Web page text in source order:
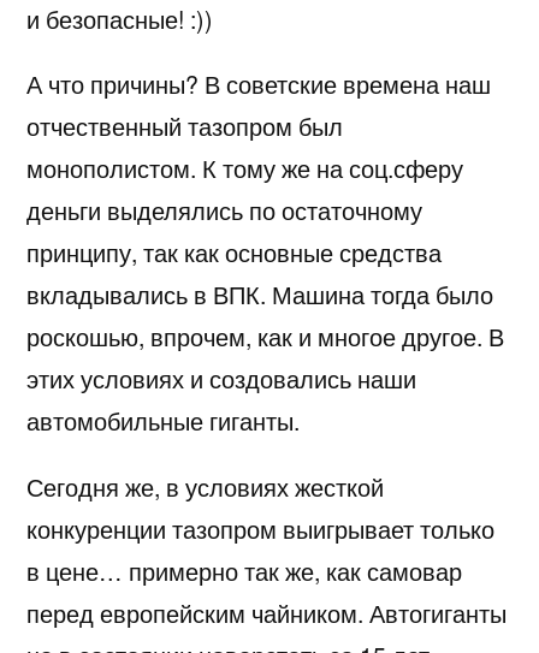
и безопасные! :))
А что причины? В советские времена наш
отчественный тазопром был
монополистом. К тому же на соц.сферу
деньги выделялись по остаточному
принципу, так как основные средства
вкладывались в ВПК. Машина тогда было
роскошью, впрочем, как и многое другое. В
этих условиях и создовались наши
автомобильные гиганты.
Сегодня же, в условиях жесткой
конкуренции тазопром выигрывает только
в цене… примерно так же, как самовар
перед европейским чайником. Автогиганты